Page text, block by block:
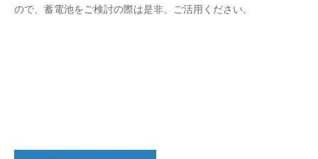
ので、蓄電池をご検討の際は是非、ご活用ください。